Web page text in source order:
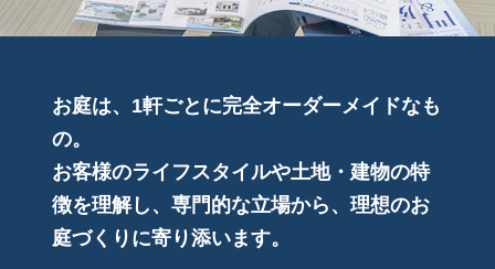
お庭は、1軒ごとに完全オーダーメイドなも
の。
お客様のライフスタイルや土地・建物の特
徴を理解し、専門的な立場から、理想のお
庭づくりに寄り添います。